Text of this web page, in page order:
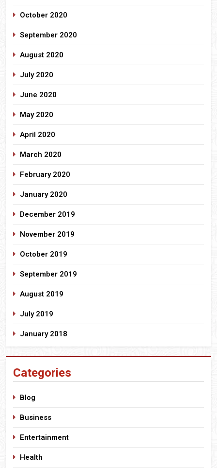
October 2020
September 2020
August 2020
July 2020
June 2020
May 2020
April 2020
March 2020
February 2020
January 2020
December 2019
November 2019
October 2019
September 2019
August 2019
July 2019
January 2018
Categories
Blog
Business
Entertainment
Health